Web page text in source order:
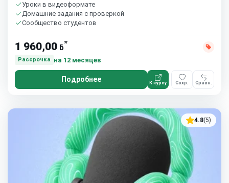
Уроки в видеоформате
Домашние задания с проверкой
Сообщество студентов
1 960,00 ƃ*
Рассрочка на 12 месяцев
Подробнее К курсу Сохр. Сравн.
4.8(5)